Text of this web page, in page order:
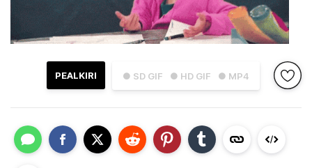
● SD GIF ● HD GIF ● MP4
PEALKIRI